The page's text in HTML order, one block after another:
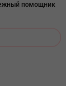
помощник